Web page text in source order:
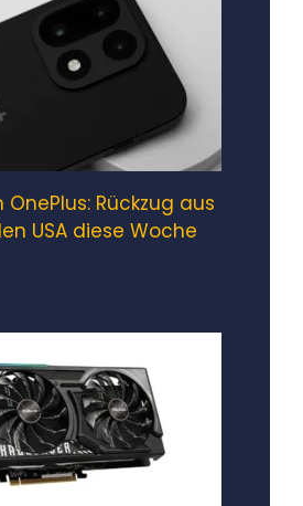
Rückzug aus
USA diese Woche